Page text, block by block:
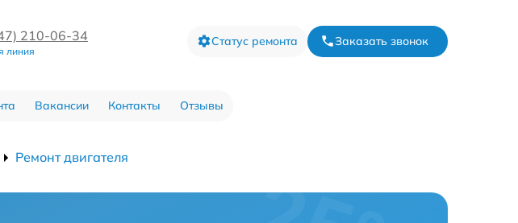
210-06-34
линия
Статус ремонта Заказать звонок
Вакансии Контакты Отзывы
Ремонт двигателя